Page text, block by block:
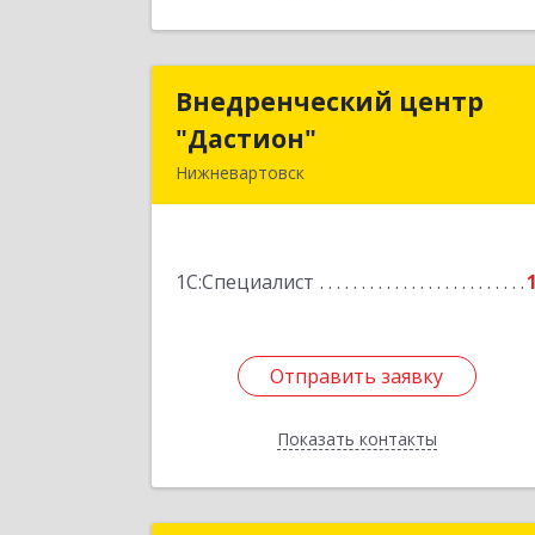
Внедренческий центр
"Дастион"
Нижневартовск
1С:Специалист 1
Отправить заявку
Показать контакты
Внедренческий центр
№ З/П, строение 4
Отправить заявку
Назад